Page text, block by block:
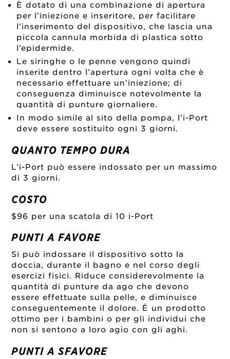
È dotato di una combinazione di apertura
per l’iniezione e inseritore, per facilitare
l’inserimento del dispositivo, che lascia una
piccola cannula morbida di plastica sotto
l’epidermide.
Le siringhe o le penne vengono quindi
inserite dentro l’apertura ogni volta che è
necessario effettuare un’iniezione; di
conseguenza diminuisce notevolmente la
quantità di punture giornaliere.
In modo simile al sito della pompa, l’i-Port
deve essere sostituito ogni 3 giorni.
QUANTO TEMPO DURA
L’i-Port può essere indossato per un massimo
di 3 giorni.
COSTO
$96 per una scatola di 10 i-Port
PUNTI A FAVORE
Si può indossare il dispositivo sotto la
doccia, durante il bagno e nel corso degli
esercizi fisici. Riduce considerevolmente la
quantità di punture da ago che devono
essere effettuate sulla pelle, e diminuisce
conseguentemente il dolore. È un prodotto
ottimo per i bambini o per gli individui che
non si sentono a loro agio con gli aghi.
PUNTI A SFAVORE